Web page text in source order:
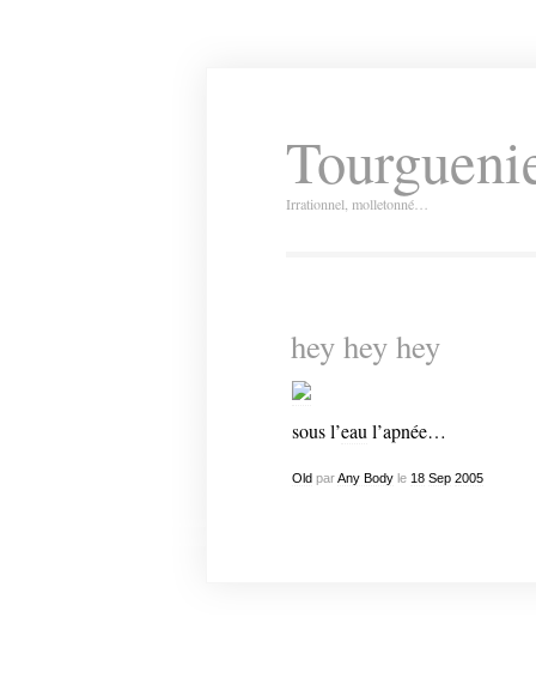
Irrationnel, molletonné…
hey hey hey
sous l’eau l’apnée…
Old parAny Bodyle 18 Sep 2005